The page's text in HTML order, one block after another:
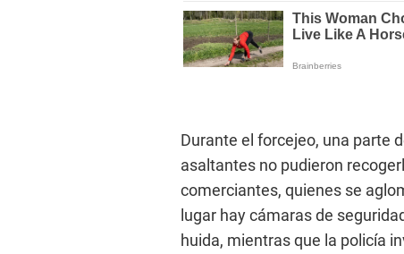
Durante el forcejeo, una parte
asaltantes no pudieron
comerciantes, quienes se
lugar hay cámaras de
huida, mientras que la policía